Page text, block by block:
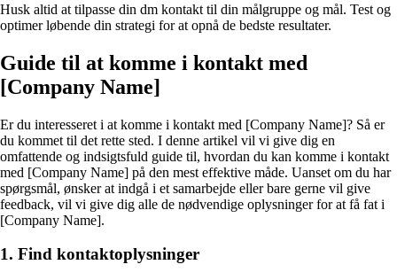
Husk altid at tilpasse din dm kontakt til din målgruppe og mål. Test og
optimer løbende din strategi for at opnå de bedste resultater.
Guide til at komme i kontakt med
[Company Name]
Er du interesseret i at komme i kontakt med [Company Name]? Så er
du kommet til det rette sted. I denne artikel vil vi give dig en
omfattende og indsigtsfuld guide til, hvordan du kan komme i kontakt
med [Company Name] på den mest effektive måde. Uanset om du har
spørgsmål, ønsker at indgå i et samarbejde eller bare gerne vil give
feedback, vil vi give dig alle de nødvendige oplysninger for at få fat i
[Company Name].
1. Find kontaktoplysninger